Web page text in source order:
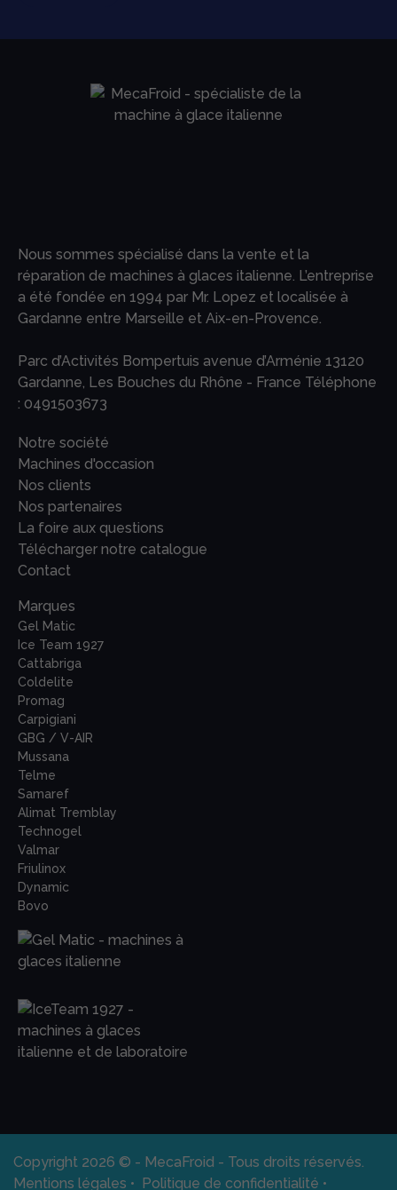
Nous sommes spécialisé dans la vente et la
réparation de machines à glaces italienne. L’entreprise
a été fondée en 1994 par Mr. Lopez et localisée à
Gardanne entre Marseille et Aix-en-Provence.
Parc d’Activités Bompertuis avenue d’Arménie 13120
Gardanne, Les Bouches du Rhône - France Téléphone
: 0491503673
Notre société
Machines d'occasion
Nos clients
Nos partenaires
La foire aux questions
Télécharger notre catalogue
Contact
Marques
Gel Matic
Ice Team 1927
Cattabriga
Coldelite
Promag
Carpigiani
GBG / V-AIR
Mussana
Telme
Samaref
Alimat Tremblay
Technogel
Valmar
Friulinox
Dynamic
Bovo
Copyright 2026 © - MecaFroid - Tous droits réservés.
Mentions légales • Politique de confidentialité •